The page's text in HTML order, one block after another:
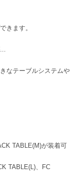
きます。
なテーブルシステムや
TABLE(M)が装着可
TABLE(L)、FC